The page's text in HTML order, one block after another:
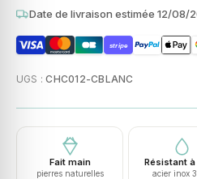
Date de livraison estimée 12/08/
stripe
UGS :CHC012-CBLANC
Fait main
pierres naturelles
Résistant
acier inox